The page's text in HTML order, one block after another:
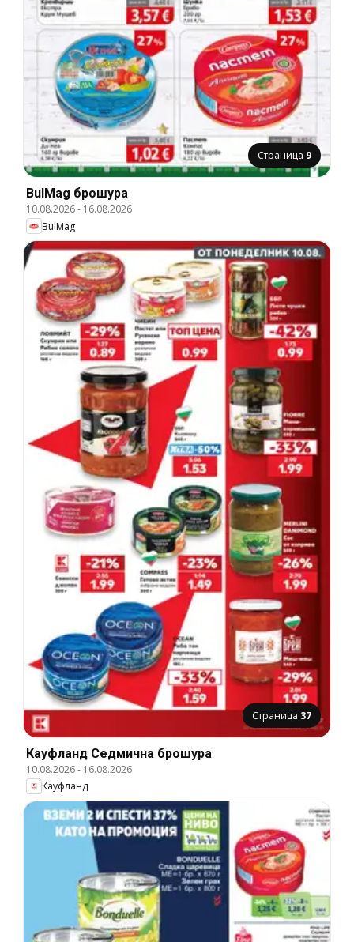
Страница 9
BulMag брошура
10.08.2026- 16.08.2026
BulMag
Страница 37
Кауфланд Cедмична брошура
10.08.2026- 16.08.2026
Кауфланд